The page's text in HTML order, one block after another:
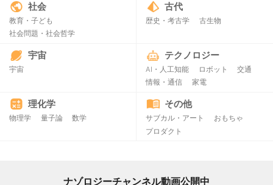
社会
教育・子ども
社会問題・社会哲学
古代
歴史・考古学 古生物
宇宙
宇宙
テクノロジー
AI・人工知能 ロボット
交通
情報・通信
家電
理化学
物理学 量子論 数学
その他
サブカル・アート
おもちゃ
プロダクト
ナゾロジーチャンネル動画公開中